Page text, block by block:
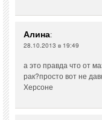
Алина:
28.10.2013 в 19:49
а это правда что от
рак?просто вот не
Херсоне